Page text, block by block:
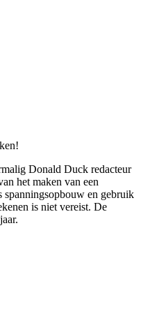
Donald Duck redacteur
het maken van een
spanningsopbouw en gebruik
is niet vereist. De